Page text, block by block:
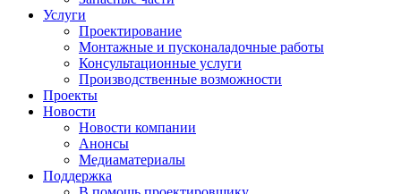
Услуги
Проектирование
Монтажные и пусконаладочные работы
Консультационные услуги
Производственные возможности
Проекты
Новости
Новости компании
Анонсы
Медиаматериалы
Поддержка